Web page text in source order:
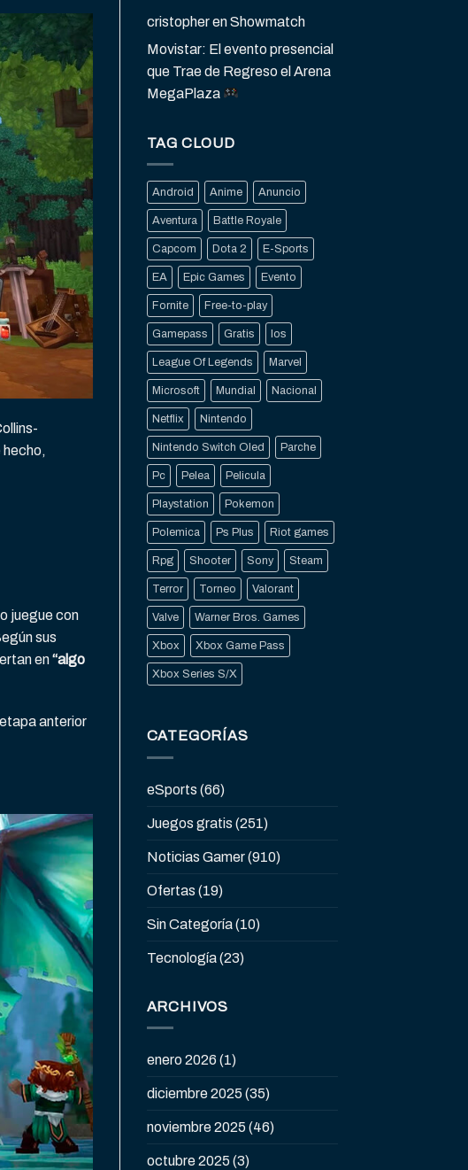
hecho,
juegue con
sus
en“algo
anterior
cristopherenShowmatch
Movistar: El evento presencial
que Trae de Regreso el Arena
MegaPlaza
TAG CLOUD
Android Anime Anuncio
Aventura Battle Royale
Capcom Dota 2 E-Sports
EA Epic Games Evento
Fornite Free-to-play
Gamepass Gratis Ios
League Of Legends Marvel
Microsoft Mundial Nacional
Netflix Nintendo
Nintendo Switch Oled Parche
Pc Pelea Pelicula
Playstation Pokemon
Polemica Ps Plus Riot games
Rpg Shooter Sony Steam
Terror Torneo Valorant
Valve Warner Bros. Games
Xbox Xbox Game Pass
Xbox Series S/X
CATEGORÍAS
eSports (66)
Juegos gratis (251)
Noticias Gamer(910)
Ofertas (19)
Sin Categoría(10)
Tecnología(23)
ARCHIVOS
enero 2026 (1)
diciembre 2025 (35)
noviembre 2025 (46)
octubre 2025 (3)